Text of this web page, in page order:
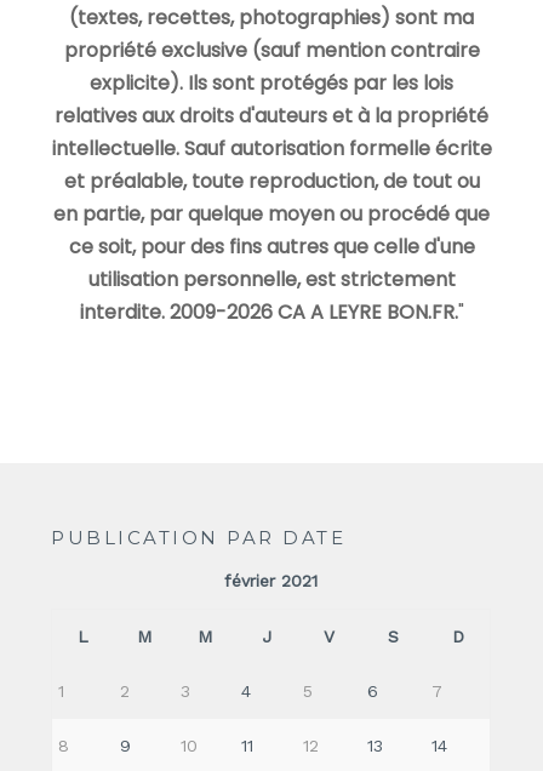
(textes, recettes, photographies) sont ma
propriété exclusive (sauf mention contraire
explicite). Ils sont protégés par les lois
relatives aux droits d'auteurs et à la propriété
intellectuelle. Sauf autorisation formelle écrite
et préalable, toute reproduction, de tout ou
en partie, par quelque moyen ou procédé que
ce soit, pour des fins autres que celle d'une
utilisation personnelle, est strictement
interdite. 2009-2026 CA A LEYRE BON.FR."
PUBLICATION PAR DATE
février 2021
L M M J V S D
1 2 3 4 5 6 7
8 9 10 11 12 13 14